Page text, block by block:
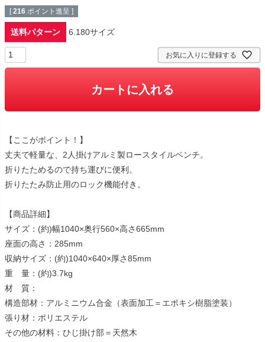
[ 216 ポイント進呈 ]
送料パターン 6.180サイズ
お気に入りに登録する
カートに入れる
【ここがポイント！】
丈夫で軽量な、2人掛けアルミ製ロースタイルベンチ。
折りたためるので持ち運びに便利。
折りたたみ防止用のロック機能付き。
【商品詳細】
サイズ：(約)幅1040×奥行560×高さ665mm
座面の高さ：285mm
収納サイズ：(約)1040×640×厚さ85mm
重 量：(約)3.7kg
材 質：
構造部材：アルミニウム合金（表面加工＝エポキシ樹脂塗装）
張り材：ポリエステル
その他の材料：ひじ掛け部＝天然木